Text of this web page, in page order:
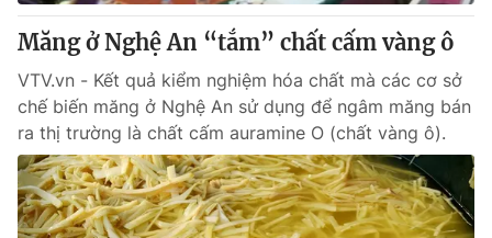
Măng ở Nghệ An “tắm” chất cấm vàng ô
VTV.vn - Kết quả kiểm nghiệm hóa chất mà các cơ sở
chế biến măng ở Nghệ An sử dụng để ngâm măng bán
ra thị trường là chất cấm auramine O (chất vàng ô).